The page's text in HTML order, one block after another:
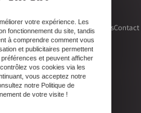
TopographieAutres activitésContact
33720 Podensac
votre expérience. Les
fonctionnement du site, tandis
à comprendre comment vous
et publicitaires permettent
et peuvent afficher
vos cookies via les
vous acceptez notre
notre Politique de
de votre visite !